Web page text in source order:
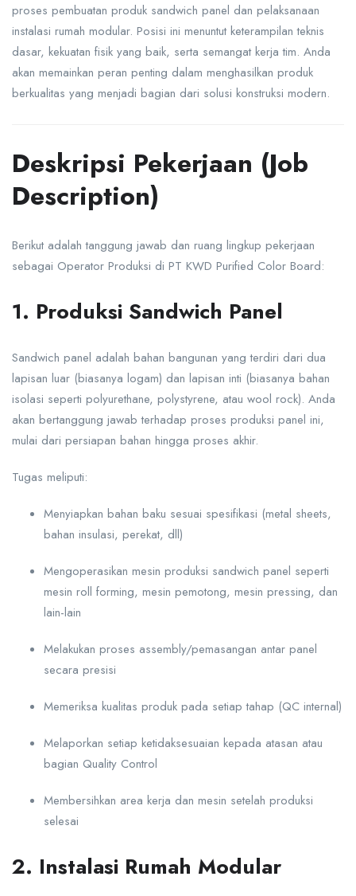
proses pembuatan produk sandwich panel dan pelaksanaan
instalasi rumah modular. Posisi ini menuntut keterampilan teknis
dasar, kekuatan fisik yang baik, serta semangat kerja tim. Anda
akan memainkan peran penting dalam menghasilkan produk
berkualitas yang menjadi bagian dari solusi konstruksi modern.
Deskripsi Pekerjaan (Job
Description)
Berikut adalah tanggung jawab dan ruang lingkup pekerjaan
sebagai Operator Produksi di PT KWD Purified Color Board:
1. Produksi Sandwich Panel
Sandwich panel adalah bahan bangunan yang terdiri dari dua
lapisan luar (biasanya logam) dan lapisan inti (biasanya bahan
isolasi seperti polyurethane, polystyrene, atau wool rock). Anda
akan bertanggung jawab terhadap proses produksi panel ini,
mulai dari persiapan bahan hingga proses akhir.
Tugas meliputi:
Menyiapkan bahan baku sesuai spesifikasi (metal sheets,
bahan insulasi, perekat, dll)
Mengoperasikan mesin produksi sandwich panel seperti
mesin roll forming, mesin pemotong, mesin pressing, dan
lain-lain
Melakukan proses assembly/pemasangan antar panel
secara presisi
Memeriksa kualitas produk pada setiap tahap (QC internal)
Melaporkan setiap ketidaksesuaian kepada atasan atau
bagian Quality Control
Membersihkan area kerja dan mesin setelah produksi
selesai
2. Instalasi Rumah Modular